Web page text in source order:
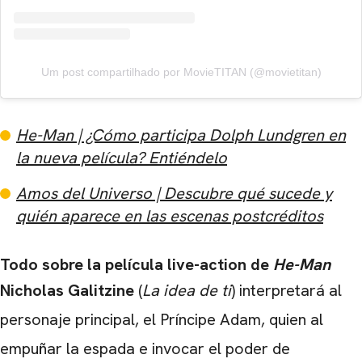
Um post compartilhado por MovieTITAN (@movietitan)
He-Man | ¿Cómo participa Dolph Lundgren en
la nueva película? Entiéndelo
Amos del Universo | Descubre qué sucede y
quién aparece en las escenas postcréditos
Todo sobre la película live-action de He-Man
Nicholas Galitzine (La idea de ti) interpretará al
personaje principal, el Príncipe Adam, quien al
empuñar la espada e invocar el poder de